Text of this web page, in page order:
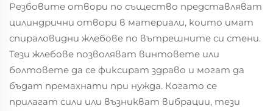
Резбовите отвори по същество представляват
цилиндрични отвори в материали, които имат
спираловидни жлебове по вътрешните си стени.
Тези жлебове позволяват винтовете или
болтовете да се фиксират здраво и могат да
бъдат премахнати при нужда. Когато се
прилагат сили или възникват вибрации, тези